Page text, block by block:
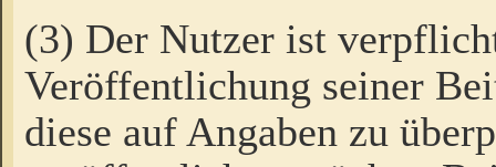
(3) Der Nutzer ist
Veröffentlichung seiner
diese auf Angaben zu